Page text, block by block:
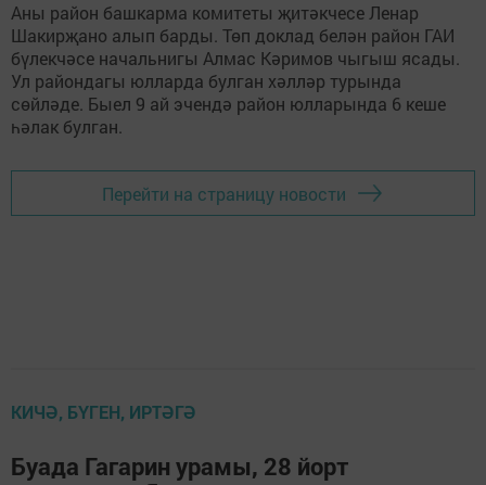
Аны район башкарма комитеты җитәкчесе Ленар
Шакирҗано алып барды. Төп доклад белән район ГАИ
бүлекчәсе начальнигы Алмас Кәримов чыгыш ясады.
Ул райондагы юлларда булган хәлләр турында
сөйләде. Быел 9 ай эчендә район юлларында 6 кеше
һәлак булган.
Перейти на страницу новости
КИЧӘ, БҮГЕН, ИРТӘГӘ
Буада Гагарин урамы, 28 йорт